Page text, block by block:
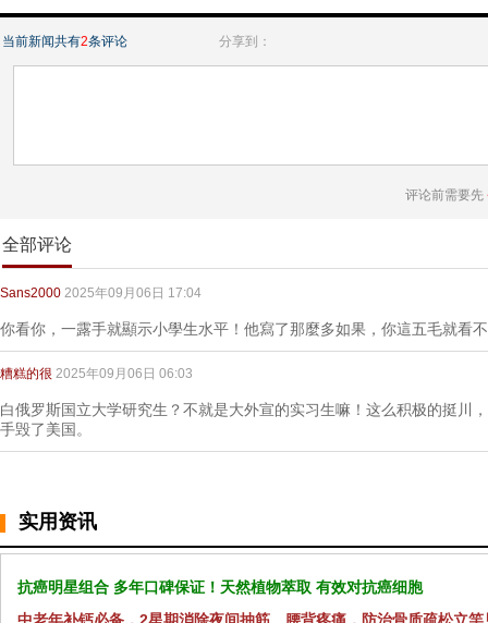
当前新闻共有2条评论 分享到：
评论前需要先
全部评论
Sans2000 2025年09月06日 17:04
你看你，一露手就顯示小學生水平！他寫了那麼多如果，你這五毛就看
糟糕的很 2025年09月06日 06:03
白俄罗斯国立大学研究生？不就是大外宣的实习生嘛！这么积极的挺川
手毁了美国。
实用资讯
抗癌明星组合 多年口碑保证！天然植物萃取 有效对抗癌细胞